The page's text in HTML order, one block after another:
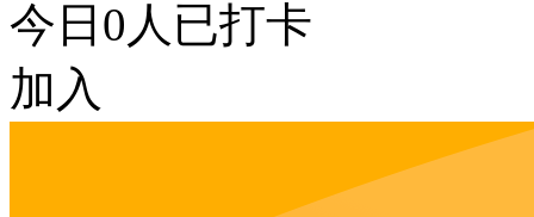
今日 0 人已打卡
加入